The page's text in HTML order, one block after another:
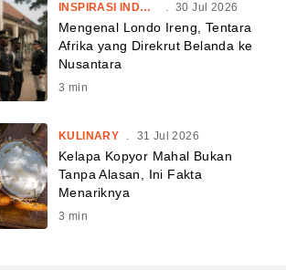
INSPIRASI INDONESIA . 30 Jul 2026
Mengenal Londo Ireng, Tentara
Afrika yang Direkrut Belanda ke
Nusantara
3 min
KULINARY 31 Jul 2026
Kelapa Kopyor Mahal Bukan
Tanpa Alasan, Ini Fakta
Menariknya
3 min